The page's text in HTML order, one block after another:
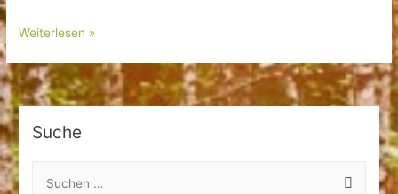
„Niemand
Nobody“
–
Grazyna
Fosar
Weiterlesen »
Suche